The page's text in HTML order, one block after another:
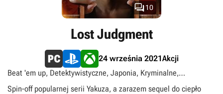
10
Lost Judgment
24 września 2021Akcji
Beat 'em up, Detektywistyczne, Japonia, Kryminalne,
Przygodowe gry akcji, Singleplayer, Thriller, TPP
Spin-off popularnej serii Yakuza, a zarazem sequel do ciepło